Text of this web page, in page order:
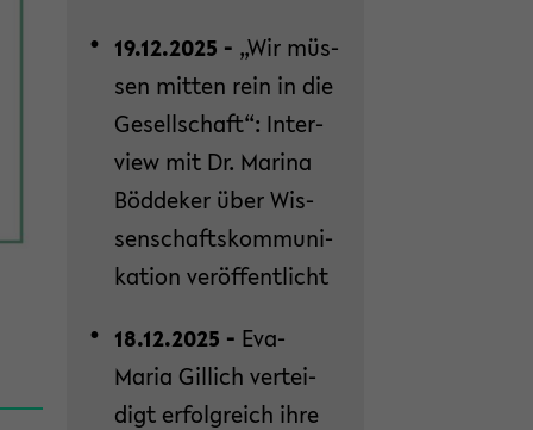
19.12.2025 - „Wir müs­
sen mit­ten rein in die
Ge­sell­schaft“: In­ter­
view mit Dr. Ma­ri­na
Böd­de­ker über Wis­
sen­schafts­kom­mu­ni­
ka­ti­on ver­öf­fent­licht
18.12.2025 - Eva-​
Maria Gil­lich ver­tei­
digt er­folg­reich ihre